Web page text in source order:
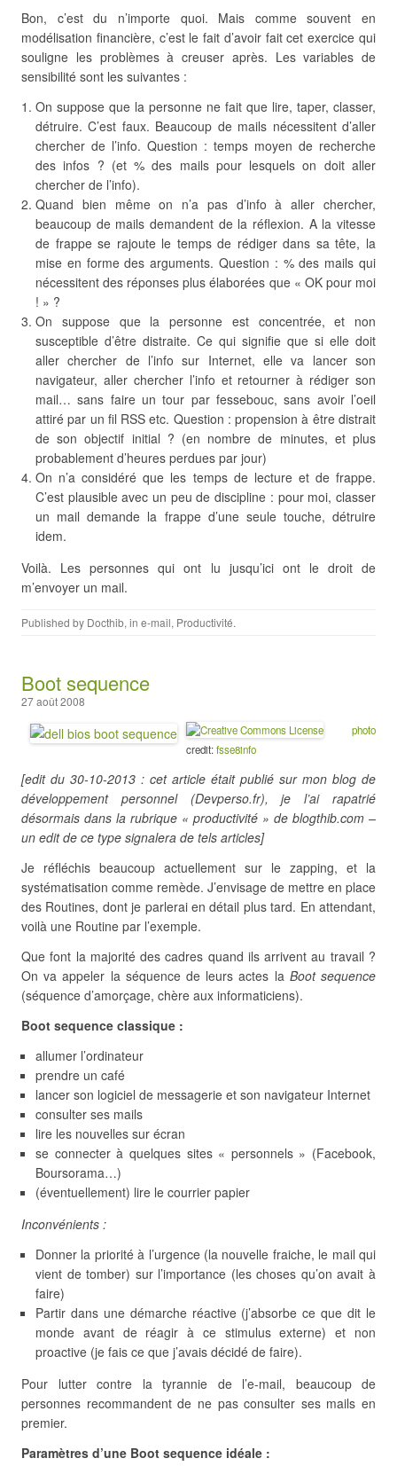
Bon, c’est du n’importe quoi. Mais comme souvent en
modélisation financière, c’est le fait d’avoir fait cet exercice qui
souligne les problèmes à creuser après. Les variables de
sensibilité sont les suivantes :
On suppose que la personne ne fait que lire, taper, classer,
détruire. C’est faux. Beaucoup de mails nécessitent d’aller
chercher de l’info. Question : temps moyen de recherche
des infos ? (et % des mails pour lesquels on doit aller
chercher de l’info).
Quand bien même on n’a pas d’info à aller chercher,
beaucoup de mails demandent de la réflexion. A la vitesse
de frappe se rajoute le temps de rédiger dans sa tête, la
mise en forme des arguments. Question : % des mails qui
nécessitent des réponses plus élaborées que « OK pour moi
! » ?
On suppose que la personne est concentrée, et non
susceptible d’être distraite. Ce qui signifie que si elle doit
aller chercher de l’info sur Internet, elle va lancer son
navigateur, aller chercher l’info et retourner à rédiger son
mail… sans faire un tour par fessebouc, sans avoir l’oeil
attiré par un fil RSS etc. Question : propension à être distrait
de son objectif initial ? (en nombre de minutes, et plus
probablement d’heures perdues par jour)
On n’a considéré que les temps de lecture et de frappe.
C’est plausible avec un peu de discipline : pour moi, classer
un mail demande la frappe d’une seule touche, détruire
idem.
Voilà. Les personnes qui ont lu jusqu’ici ont le droit de
m’envoyer un mail.
Published by Docthib, in e-mail, Productivité.
Boot sequence
27 août 2008
photo
credit:fsse8info
[edit du 30-10-2013 : cet article était publié sur mon blog de
développement personnel (Devperso.fr), je l’ai rapatrié
désormais dans la rubrique « productivité » de blogthib.com –
un edit de ce type signalera de tels articles]
Je réfléchis beaucoup actuellement sur le zapping, et la
systématisation comme remède. J’envisage de mettre en place
des Routines, dont je parlerai en détail plus tard. En attendant,
voilà une Routine par l’exemple.
Que font la majorité des cadres quand ils arrivent au travail ?
On va appeler la séquence de leurs actes la Boot sequence
(séquence d’amorçage, chère aux informaticiens).
Boot sequence classique :
allumer l’ordinateur
prendre un café
lancer son logiciel de messagerie et son navigateur Internet
consulter ses mails
lire les nouvelles sur écran
se connecter à quelques sites « personnels » (Facebook,
Boursorama…)
(éventuellement) lire le courrier papier
Inconvénients :
Donner la priorité à l’urgence (la nouvelle fraiche, le mail qui
vient de tomber) sur l’importance (les choses qu’on avait à
faire)
Partir dans une démarche réactive (j’absorbe ce que dit le
monde avant de réagir à ce stimulus externe) et non
proactive (je fais ce que j’avais décidé de faire).
Pour lutter contre la tyrannie de l’e-mail, beaucoup de
personnes recommandent de ne pas consulter ses mails en
premier.
Paramètres d’une Boot sequence idéale :